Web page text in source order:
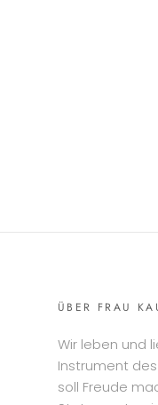
ÜBER FRAU
Wir leben und
Instrument
soll Freude